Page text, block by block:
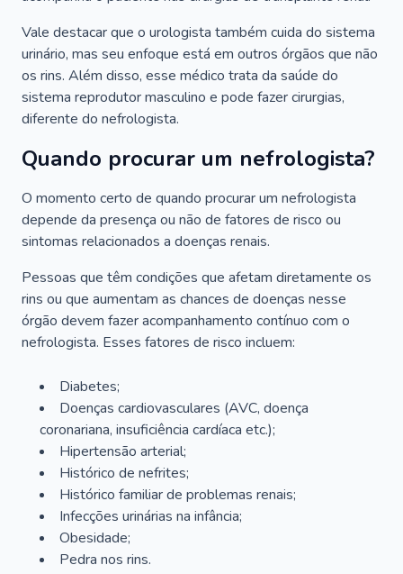
Vale destacar que o urologista também cuida do sistema
urinário, mas seu enfoque está em outros órgãos que não
os rins. Além disso, esse médico trata da saúde do
sistema reprodutor masculino e pode fazer cirurgias,
diferente do nefrologista.
Quando procurar um nefrologista?
O momento certo de quando procurar um nefrologista
depende da presença ou não de fatores de risco ou
sintomas relacionados a doenças renais.
Pessoas que têm condições que afetam diretamente os
rins ou que aumentam as chances de doenças nesse
órgão devem fazer acompanhamento contínuo com o
nefrologista. Esses fatores de risco incluem:
Diabetes;
Doenças cardiovasculares (AVC, doença
coronariana, insuficiência cardíaca etc.);
Hipertensão arterial;
Histórico de nefrites;
Histórico familiar de problemas renais;
Infecções urinárias na infância;
Obesidade;
Pedra nos rins.